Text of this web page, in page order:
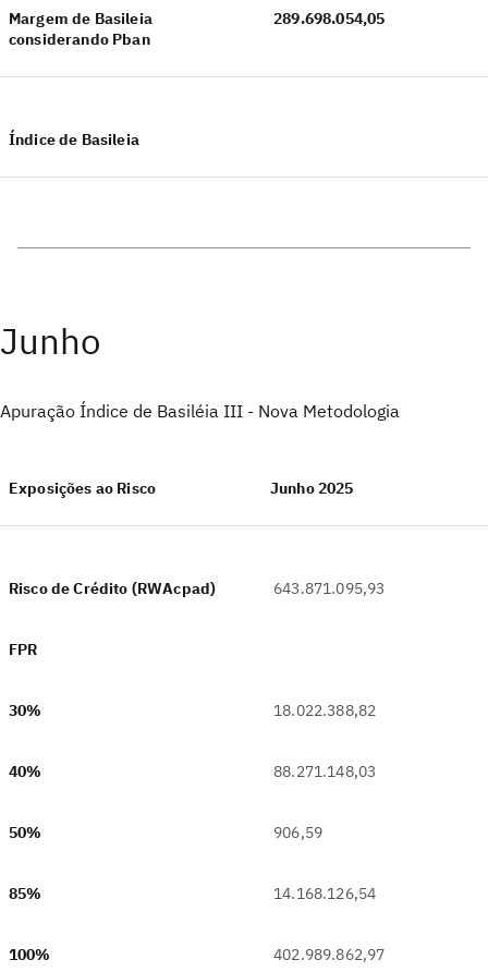
Margem de Basileia
considerando Pban
289.698.054,05
Índice de Basileia
Junho
Apuração Índice de Basiléia III - Nova Metodologia
Exposições ao Risco Junho 2025
Risco de Crédito (RWAcpad)
FPR
30%
40%
50%
85%
100%
643.871.095,93
18.022.388,82
88.271.148,03
906,59
14.168.126,54
402.989.862,97